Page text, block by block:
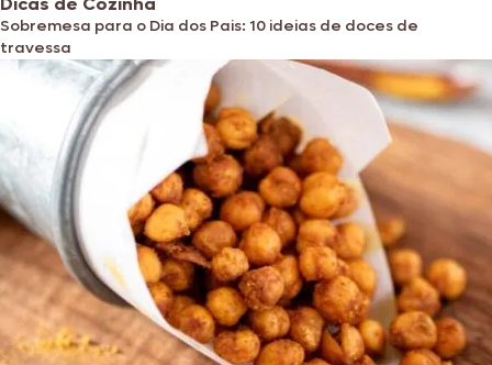
Sobremesa para o Dia dos Pais: 10 ideias de doces de
travessa